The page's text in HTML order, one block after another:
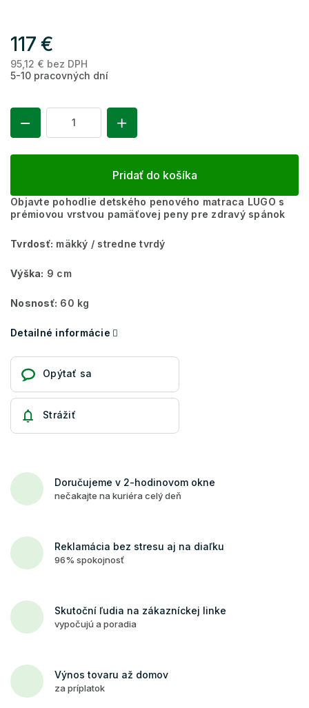
117 €
95,12 € bez DPH
5-10 pracovných dní
Pridať do košíka
Objavte pohodlie detského penového matraca LUGO s
prémiovou vrstvou pamäťovej peny pre zdravý spánok
Tvrdosť: mäkký / stredne tvrdý
Výška: 9 cm
Nosnosť: 60 kg
Detailné informácie
Opýtať sa
Strážiť
Doručujeme v 2-hodinovom okne
nečakajte na kuriéra celý deň
Reklamácia bez stresu aj na diaľku
96% spokojnosť
Skutoční ľudia na zákazníckej linke
vypočujú a poradia
Výnos tovaru až domov
za príplatok